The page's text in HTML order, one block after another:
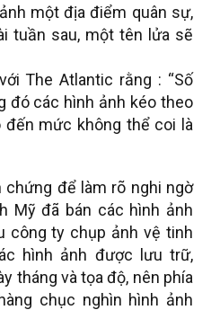
một địa điểm quân sự,
tuần sau, một tên lửa sẽ
The Atlantic rằng : “Số
đó các hình ảnh kéo theo
đến mức không thể coi là
chứng để làm rõ nghi ngờ
Mỹ đã bán các hình ảnh
công ty chụp ảnh vệ tinh
hình ảnh được lưu trữ,
tháng và tọa độ, nên phía
chục nghìn hình ảnh